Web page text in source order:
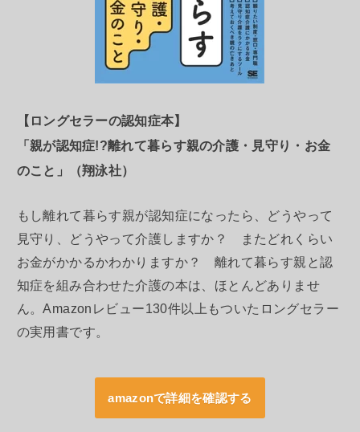
【ロングセラーの認知症本】
「親が認知症!?離れて暮らす親の介護・見守り・お金
のこと」（翔泳社）
もし離れて暮らす親が認知症になったら、どうやって
見守り、どうやって介護しますか？ またどれくらい
お金がかかるかわかりますか？ 離れて暮らす親と認
知症を組み合わせた介護の本は、ほとんどありませ
ん。Amazonレビュー130件以上もついたロングセラー
の実用書です。
amazonで詳細を確認する